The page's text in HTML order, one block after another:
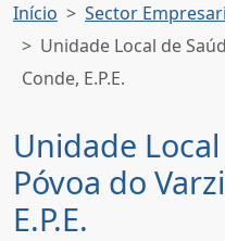
Início
Sector
Unidade Local de
Conde, E.P.E.
Unidade
Póvoa do
E.P.E.